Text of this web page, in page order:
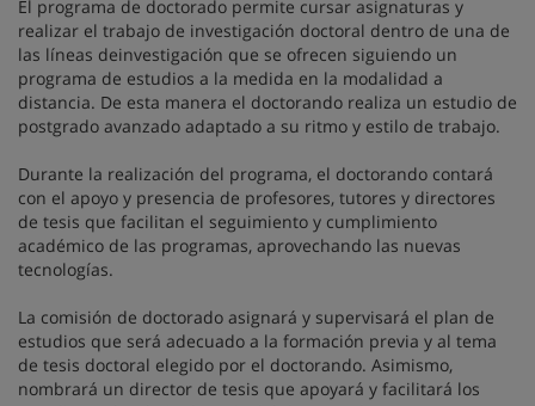
El programa de doctorado permite cursar asignaturas y
realizar el trabajo de investigación doctoral dentro de una de
las líneas deinvestigación que se ofrecen siguiendo un
programa de estudios a la medida en la modalidad a
distancia. De esta manera el doctorando realiza un estudio de
postgrado avanzado adaptado a su ritmo y estilo de trabajo.
Durante la realización del programa, el doctorando contará
con el apoyo y presencia de profesores, tutores y directores
de tesis que facilitan el seguimiento y cumplimiento
académico de las programas, aprovechando las nuevas
tecnologías.
La comisión de doctorado asignará y supervisará el plan de
estudios que será adecuado a la formación previa y al tema
de tesis doctoral elegido por el doctorando. Asimismo,
nombrará un director de tesis que apoyará y facilitará los